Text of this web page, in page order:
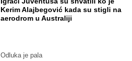
Kerim Alajbegović kada su stigli na
aerodrom u Australiji
Odluka je pala